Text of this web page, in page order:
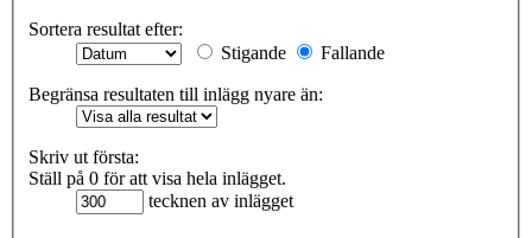
Sortera resultat efter:
Stigande
Fallande
Begränsa resultaten till inlägg nyare än:
Skriv ut första:
Ställ på 0 för att visa hela inlägget.
tecknen av inlägget